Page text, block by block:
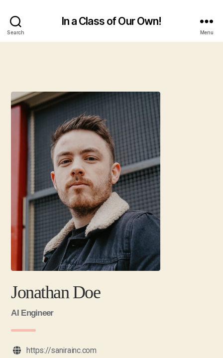
Search
In a Class of Our Own!
Menu
Jonathan Doe
AI Engineer
https://sanirainc.com